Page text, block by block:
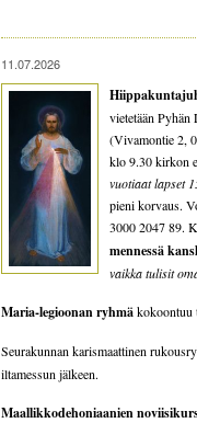
11.07.2026
vietetään
(Vivamontie 2,
klo 9.30 kirkon
vuotiaat lapset
pieni korvaus.
3000 2047 89.
mennessä
vaikka tulisit
Maria-legioonan ryhmäkokoontuu
Seurakunnan karismaattinen
iltamessun jälkeen.
Maallikkodehoniaanien